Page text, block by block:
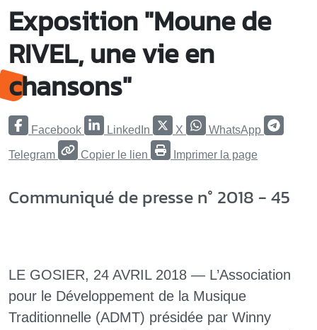
Exposition "Moune de
RIVEL, une vie en
chansons"
Facebook LinkedIn X WhatsApp
Telegram Copier le lien Imprimer la page
Communiqué de presse n° 2018 - 45
LE GOSIER, 24 AVRIL 2018 — L’Association
pour le Développement de la Musique
Traditionnelle (ADMT) présidée par Winny